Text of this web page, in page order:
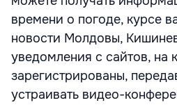
времени о погоде, курсе
новости Молдовы,
уведомления с сайтов, на
зарегистрированы,
устраивать видео-